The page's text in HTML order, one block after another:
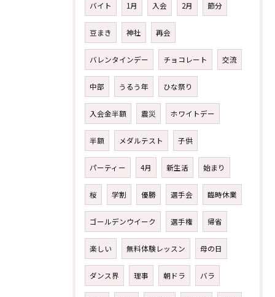
バイト 1月 入会 2月 節分
豆まき 神社 再会
バレンタインデー チョコレート 交流
中部 うるう年 ひな祭り
入会金半額 震災 ホワイトデー
半額 メダルテスト 子供
パーティー 4月 新生活 始まり
桜 学割 優勝 選手会 臨時休業
ゴールデンウイーク 選手権 帰省
楽しい 無料体験レッスン 母の日
ダンス界 理事 朝ドラ バラ